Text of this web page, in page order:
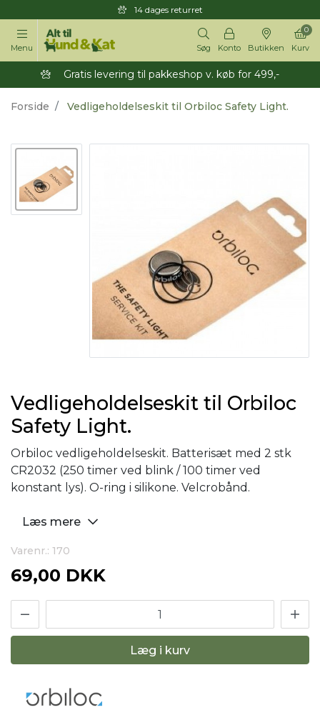
14 dages returret
Menu Søg Konto Butikken Kurv
0
Gratis levering til pakkeshop v. køb for 499,-
Forside Vedligeholdelseskit til Orbiloc Safety Light.
Vedligeholdelseskit til Orbiloc
Safety Light.
Orbiloc vedligeholdelseskit. Batterisæt med 2 stk
CR2032 (250 timer ved blink / 100 timer ved
konstant lys). O-ring i silikone. Velcrobånd.
Læs mere
Varenr.: 170
69,00 DKK
Læg i kurv